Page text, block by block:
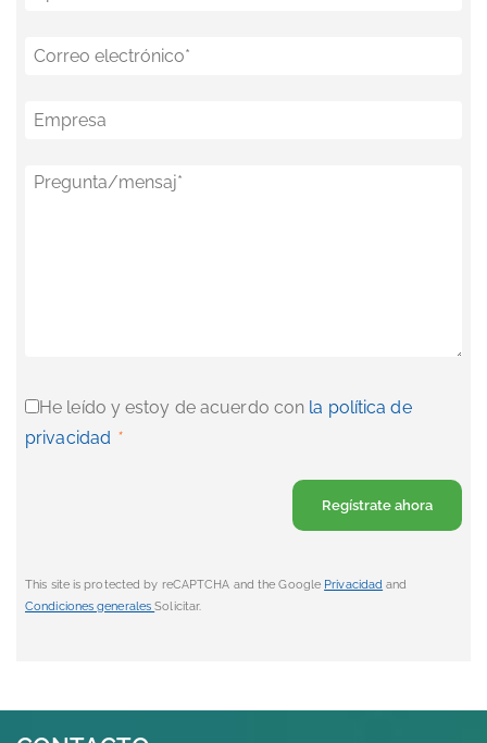
Correo electrónico*
Empresa
Pregunta/mensaj*
He leído y estoy de acuerdo con la política de
privacidad *
This site is protected by reCAPTCHA and the Google Privacidad and
Condiciones generalesSolicitar.